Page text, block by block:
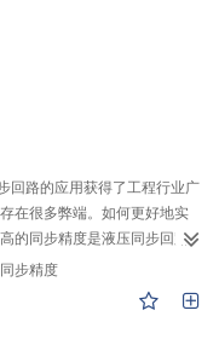
集平均调度长度、处理器核
表明，提出算法能有效降低
高异构MPSoC处理器核的利
回路的应用获得了工程行业广
在很多弊端。如何更好地实
的同步精度是液压同步回路
的液压元件，由内泵和外泵
输出，并且内外泵之间相互
这种新型液压元件进行回路
步精度